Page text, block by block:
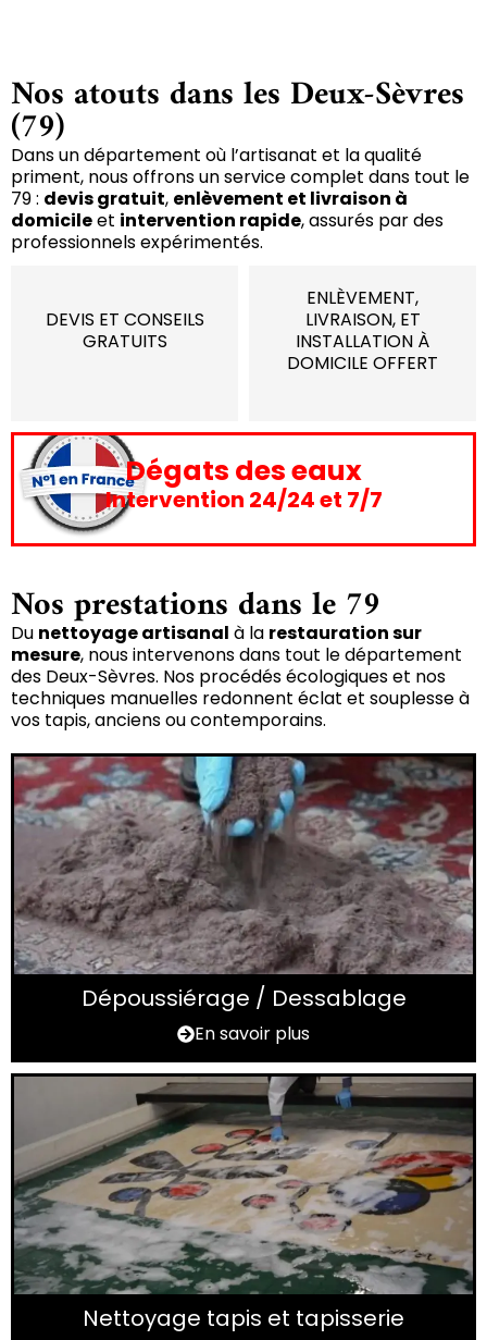
Nos atouts dans les Deux-Sèvres
(79)
Dans un département où l’artisanat et la qualité
priment, nous offrons un service complet dans tout le
79 : devis gratuit, enlèvement et livraison à
domicileet intervention rapide, assurés par des
professionnels expérimentés.
DEVIS ET CONSEILS
GRATUITS
ENLÈVEMENT,
LIVRAISON, ET
INSTALLATION À
DOMICILE OFFERT
Dégats des eaux
Intervention 24/24 et 7/7
Nos prestations dans le 79
Du nettoyage artisanal à la restauration sur
mesure, nous intervenons dans tout le département
des Deux-Sèvres. Nos procédés écologiques et nos
techniques manuelles redonnent éclat et souplesse à
vos tapis, anciens ou contemporains.
Dépoussiérage / Dessablage
En savoir plus
Nettoyage tapis et tapisserie